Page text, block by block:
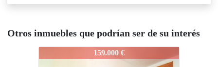
Otros inmuebles que podrían ser de su interés
MG720
117.000 €